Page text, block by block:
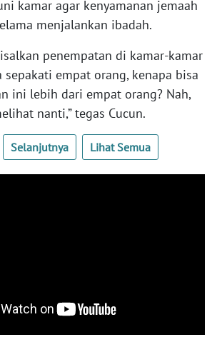
kamar agar kenyamanan jemaah
menjalankan ibadah.
penempatan di kamar-kamar
empat orang, kenapa bisa
ini lebih dari empat orang? Nah,
nanti,” tegas Cucun.
Selanjutnya Lihat Semua